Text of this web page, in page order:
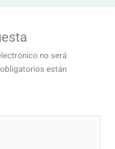
no será
están